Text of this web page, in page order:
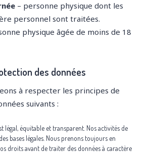
– personne physique dont les
personnel sont traitées.
physique âgée de moins de 18
des données
à respecter les principes de
suivants :
légal, équitable et transparent. Nos activités de
bases légales. Nous prenons toujours en
droits avant de traiter des données à caractère